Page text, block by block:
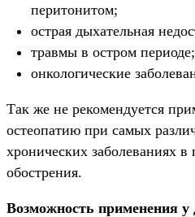
перитонитом;
острая дыхательная
травмы в остром периоде;
онкологические
Так же не рекомендуется
остеопатию при самых
хронических заболеваниях в
обострения.
Возможность применения у